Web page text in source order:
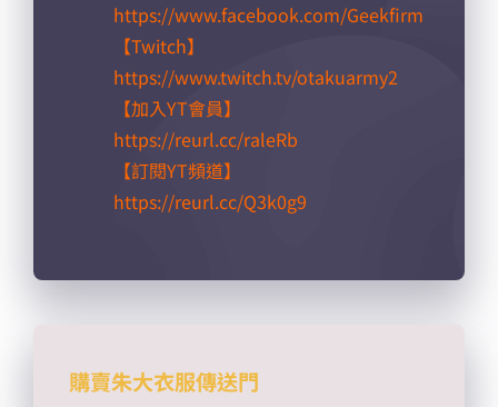
https://www.facebook.com/Geekfirm
【Twitch】
https://www.twitch.tv/otakuarmy2
【加入YT會員】
https://reurl.cc/raleRb​
【訂閱YT頻道】
https://reurl.cc/Q3k0g9​
購賣朱大衣服傳送門